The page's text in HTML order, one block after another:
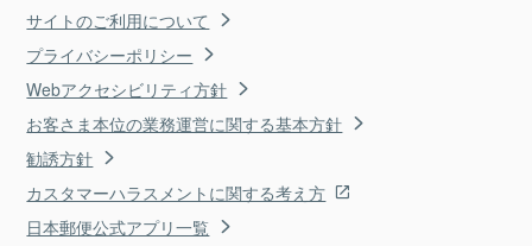
サイトのご利用について
プライバシーポリシー
Webアクセシビリティ方針
お客さま本位の業務運営に関する基本方針
勧誘方針
カスタマーハラスメントに関する考え方
日本郵便公式アプリ一覧